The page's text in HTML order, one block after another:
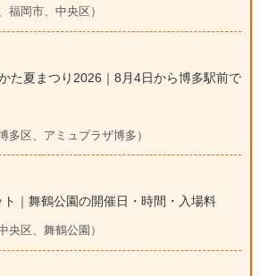
福岡市、中央区）
た夏まつり2026｜8月4日から博多駅前で
多区、アミュプラザ博多）
｜舞鶴公園の開催日・時間・入場料
央区、舞鶴公園）